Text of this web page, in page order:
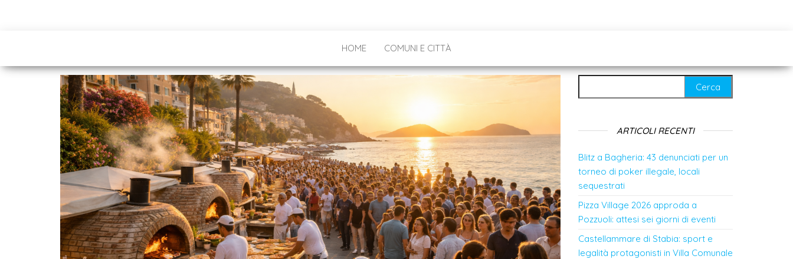
HOME COMUNI E CITTÀ
ARTICOLI RECENTI
Blitz a Bagheria: 43 denunciati per un
torneo di poker illegale, locali
sequestrati
Pizza Village 2026 approda a
Pozzuoli: attesi sei giorni di eventi
Castellammare di Stabia: sport e
legalità protagonisti in Villa Comunale